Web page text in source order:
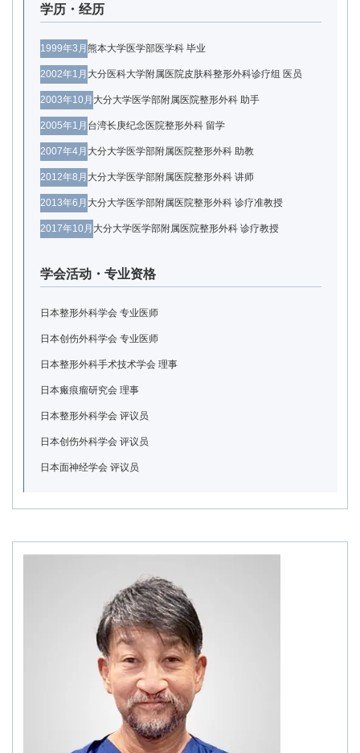
学历・经历
1999年3月熊本大学医学部医学科 毕业
2002年1月 大分医科大学附属医院皮肤科整形外科诊疗组 医员
2003年10月 大分大学医学部附属医院整形外科 助手
2005年1月 台湾长庚纪念医院整形外科 留学
2007年4月 大分大学医学部附属医院整形外科 助教
2012年8月 大分大学医学部附属医院整形外科 讲师
2013年6月 大分大学医学部附属医院整形外科 诊疗准教授
2017年10月 大分大学医学部附属医院整形外科 诊疗教授
学会活动・专业资格
日本整形外科学会 专业医师
日本创伤外科学会 专业医师
日本整形外科手术技术学会 理事
日本瘢痕瘤研究会 理事
日本整形外科学会 评议员
日本创伤外科学会 评议员
日本面神经学会 评议员